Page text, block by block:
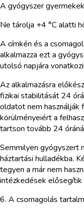
A gyógyszer
Ne tárolja +4 °C alatti
A címkén és a
alkalmazza ezt a
utolsó napjára
Az alkalmazásra
fizikai stabilitását 24
oldatot nem használják
körülményeiért a
tartson tovább 24
Semmilyen gyógyszert
háztartási hulladékba.
tegyen a már nem
intézkedések
6. A csomagolás